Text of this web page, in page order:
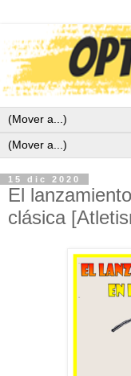
15 dic 2020
El
clásica